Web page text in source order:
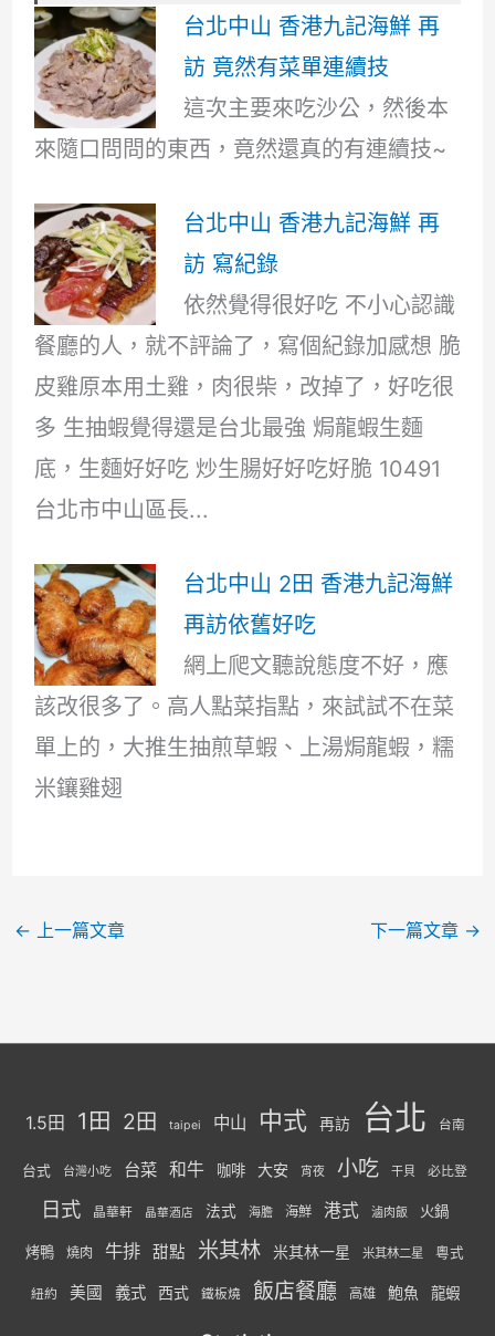
台北中山 香港九記海鮮 再
訪 竟然有菜單連續技
這次主要來吃沙公，然後本
來隨口問問的東西，竟然還真的有連續技~
台北中山 香港九記海鮮 再
訪 寫紀錄
依然覺得很好吃 不小心認識
餐廳的人，就不評論了，寫個紀錄加感想 脆
皮雞原本用土雞，肉很柴，改掉了，好吃很
多 生抽蝦覺得還是台北最強 焗龍蝦生麵
底，生麵好好吃 炒生腸好好吃好脆 10491
台北市中山區長...
台北中山 2田 香港九記海鮮
再訪依舊好吃
網上爬文聽說態度不好，應
該改很多了。高人點菜指點，來試試不在菜
單上的，大推生抽煎草蝦、上湯焗龍蝦，糯
米鑲雞翅
← 上一篇文章 下一篇文章 →
1.5田 1田 2田 taipei 中山 中式 再訪 台北 台南
台式 台灣小吃 台菜 和牛 咖啡 大安 宵夜 小吃 干貝 必比登
日式 晶華軒 晶華酒店 法式 海膽 海鮮 港式 滷肉飯 火鍋
烤鴨 燒肉 牛排 甜點 米其林 米其林一星 米其林二星 粵式
紐約 美國 義式 西式 鐵板燒 飯店餐廳 高雄 鮑魚 龍蝦